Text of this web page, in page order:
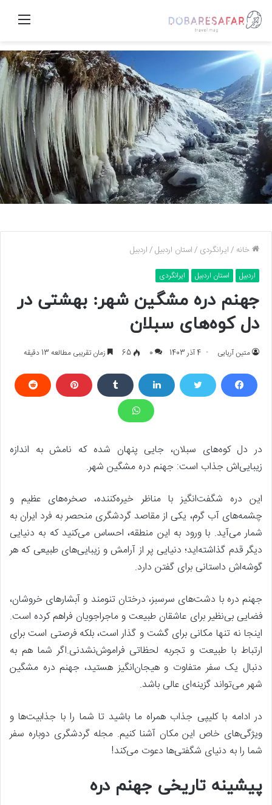
منو
خانه /ایرانگردی /استان اردبیل/اردبیل
اردبیل استان اردبیل ایرانگردی
جهنم دره مشگین شهر: بهشتی در
دل کوه‌های سبلان
متین آریایی 4 آذر 1403 0
65 زمان تقریبی مطالعه 13 دقیقه
در دل کوه‌های سبلان، جایی پنهان شده که نامش به اندازه
زیبایی‌اش جذاب است: جهنم دره مشگین شهر.
این دره شگفت‌انگیز با مناظر خیره‌کننده، صخره‌های عظیم و
چشمه‌های آب گرم، یکی از مقاصد گردشگری منحصر به فرد ایران به
شمار می‌آید. با ورود به این منطقه، احساس می‌کنید که به دنیایی
دیگر قدم گذاشته‌اید؛ دنیایی پر از آرامش و زیبایی‌های طبیعی که هر
گوشه‌اش داستانی برای گفتن دارد.
جهنم دره با دشت‌های سرسبز، درختان تنومند و آبشارهای خروشان،
فضایی بی‌نظیر برای عاشقان طبیعت و ماجراجویان فراهم کرده است.
اینجا نه تنها مکانی برای گشت و گذار است، بلکه فرصتی است برای
ارتباط با طبیعت و تجربه لحظاتی فراموش‌نشدنی.اگر شما هم به
دنبال یک سفر متفاوت و هیجان‌انگیز هستید، جهنم دره مشگین
شهر می‌تواند گزینه‌ای عالی باشد.
در ادامه با کلیپی جذاب همراه ما باشید تا شما را با جذابیت‌ها و
ویژگی‌های خاص این مکان آشنا کنیم. مجله گردشگری دوباره سفر
شما را به دنیای شگفتی‌ها دعوت می‌کند!
پیشینه تاریخی جهنم دره